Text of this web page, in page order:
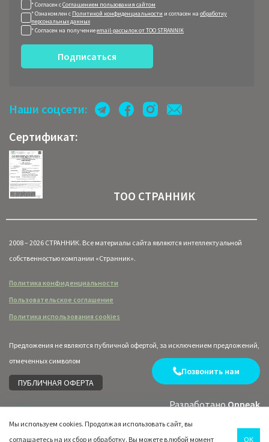
* Согласен сСоглашением пользования сайтом
* Ознакомлен с Политикой конфиденциальности и согласен на обработку
персональных данных
* Согласен на получениеemail-рассылок от ТОО STRANNIK
Подписаться
Наши соцсети:
Сертификат:
ТОО СТРАННИК
2008 – 2026 СТРАННИК. Все материалы сайта являются интеллектуальной
собственностью компании «Странник».
Политика конфиденциальности
Пользовательское соглашение
Политика использования cookies
Предложения не являются публичной офертой, за исключением предложений,
отмеченных символом
ПУБЛИЧНАЯ ОФЕРТА
РазработаноOnpeak
Позвонить нам
Мы используем cookies. Продолжая использовать сайт, вы
соглашаетесь на их сбор и обработку. Вы можете в любой момент
ОК